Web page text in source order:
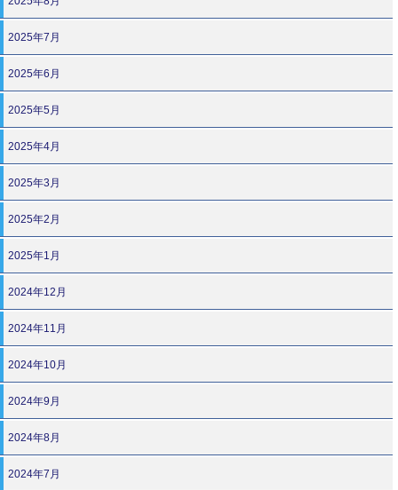
2025年7月
2025年6月
2025年5月
2025年4月
2025年3月
2025年2月
2025年1月
2024年12月
2024年11月
2024年10月
2024年9月
2024年8月
2024年7月